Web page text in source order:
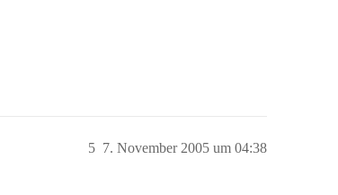
7. November 2005 um 04:38
5